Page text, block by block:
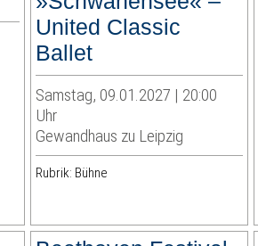
United Classic
Ballet
Samstag, 09.01.2027 | 20:00
Uhr
Gewandhaus zu Leipzig
Rubrik: Bühne